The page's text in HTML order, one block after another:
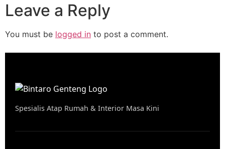
Leave a Reply
You must be logged in to post a comment.
Spesialis Atap Rumah & Interior Masa Kini